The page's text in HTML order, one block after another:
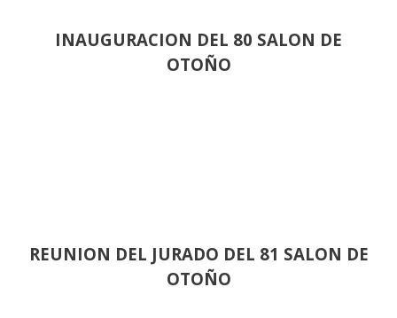
INAUGURACION DEL 80 SALON DE
OTOÑO
REUNION DEL JURADO DEL 81 SALON DE
OTOÑO